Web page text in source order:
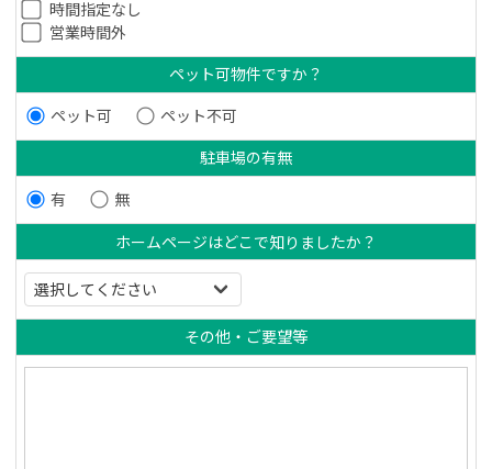
時間指定なし
営業時間外
ペット可物件ですか？
ペット可
ペット不可
駐車場の有無
有
無
ホームページはどこで知りましたか？
その他・ご要望等